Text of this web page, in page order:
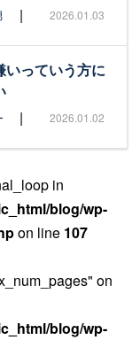
| 2026.01.03
いっていう方に
| 2026.01.02
in
blog/wp-
on line 107
on
blog/wp-